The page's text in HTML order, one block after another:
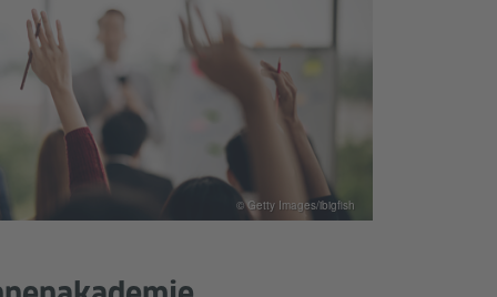
© Getty Images/ibigfish